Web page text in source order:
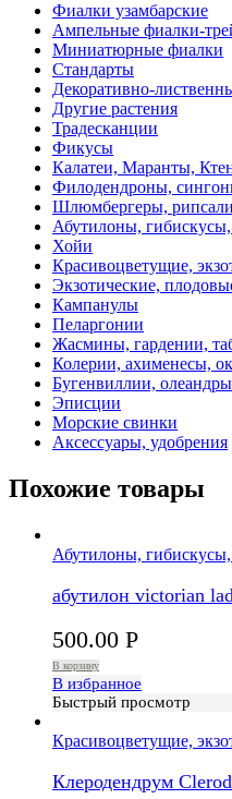
Фиалки узамбарские
Ампельные фиалки-
Миниатюрные фиалки
Стандарты
Декоративно-
Другие растения
Традесканции
Фикусы
Калатеи, Маранты,
Филодендроны,
Шлюмбергеры,
Абутилоны,
Хойи
Красивоцветущие,
Экзотические,
Кампанулы
Пеларгонии
Жасмины, гардении,
Колерии, ахименесы,
Бугенвиллии, олеандры
Эписции
Морские свинки
Аксессуары, удобрения
Похожие товары
Абутилоны,
абутилон victorian
500.00 Р
В корзину
В избранное
Быстрый просмотр
Красивоцветущие,
Клеродендрум